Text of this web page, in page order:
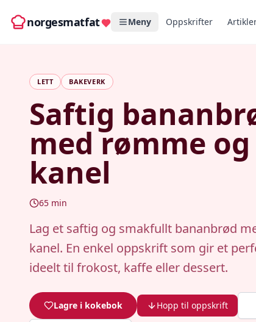
norgesmatfat Meny Oppskrifter
LETT BAKEVERK
Saftig
med rømme og
kanel
65 min
Lag et saftig og smakfullt bananbrød
kanel. En enkel oppskrift som gir et
ideelt til frokost, kaffe eller dessert.
Lagre i kokebok Hopp til oppskrift